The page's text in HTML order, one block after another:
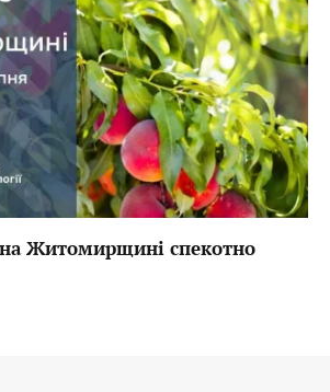
на Житомирщині спекотно